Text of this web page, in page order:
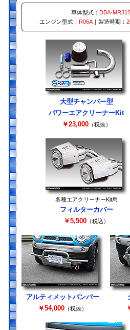
車体型式： DBA-
エンジン型式： R06A ｜製造時期：
大型チャンバー型
パワーエアクリーナーKit
￥23,000（税抜）
各種エアクリーナーKit用
フィルターカバー
￥5,500 （税込）
アルティメットバンパー
￥54,000 （税抜）